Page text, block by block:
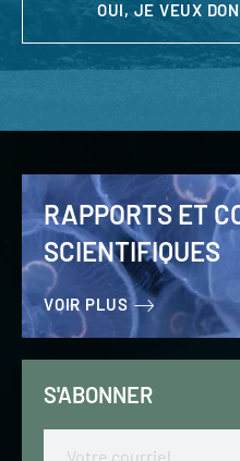
OUI, JE VEUX
RAPPORTS ET
SCIENTIFIQUES
VOIR PLUS
S'ABONNER
Email